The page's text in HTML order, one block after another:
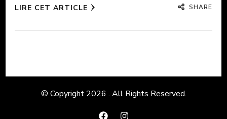
LIRE CET ARTICLE SHARE
© Copyright 2026 . All Rights Reserved.